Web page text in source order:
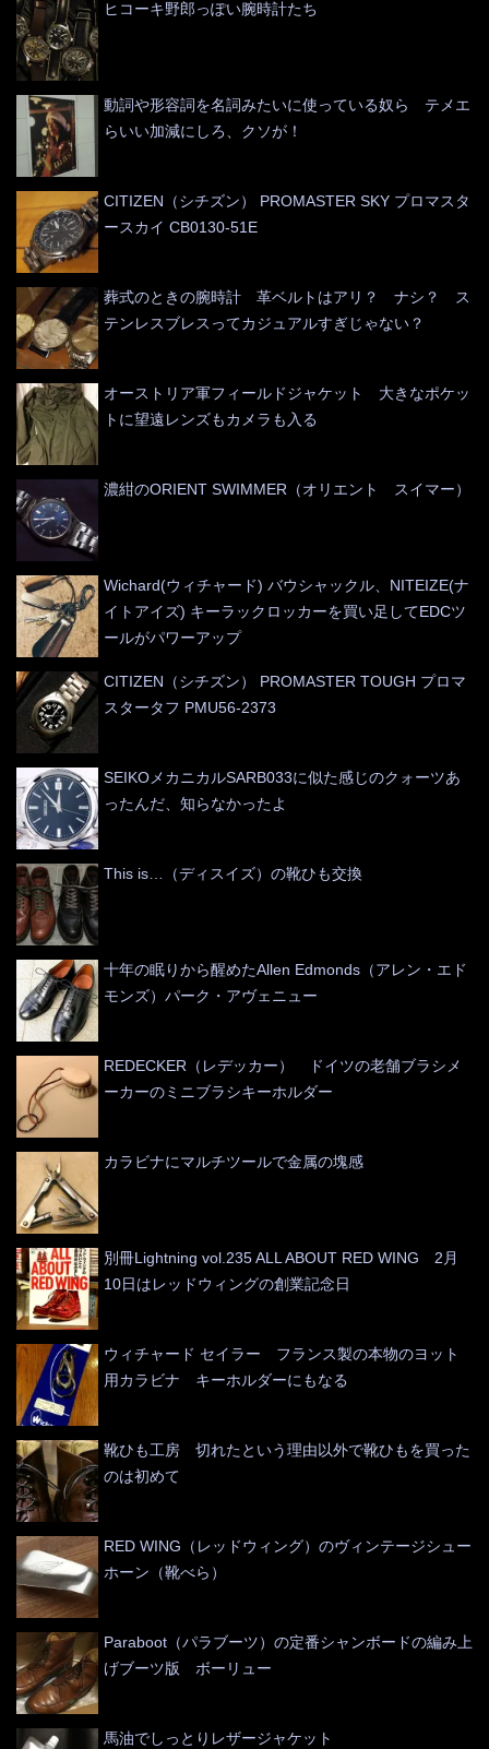
ヒコーキ野郎っぽい腕時計たち
動詞や形容詞を名詞みたいに使っている奴ら テメエ
らいい加減にしろ、クソが！
CITIZEN（シチズン） PROMASTER SKY プロマスタ
ースカイ CB0130-51E
葬式のときの腕時計 革ベルトはアリ？ ナシ？ ス
テンレスブレスってカジュアルすぎじゃない？
オーストリア軍フィールドジャケット 大きなポケッ
トに望遠レンズもカメラも入る
濃紺のORIENT SWIMMER（オリエント スイマー）
Wichard(ウィチャード) バウシャックル、NITEIZE(ナ
イトアイズ) キーラックロッカーを買い足してEDCツ
ールがパワーアップ
CITIZEN（シチズン） PROMASTER TOUGH プロマ
スタータフ PMU56-2373
SEIKOメカニカルSARB033に似た感じのクォーツあ
ったんだ、知らなかったよ
This is…（ディスイズ）の靴ひも交換
十年の眠りから醒めたAllen Edmonds（アレン・エド
モンズ）パーク・アヴェニュー
REDECKER（レデッカー） ドイツの老舗ブラシメ
ーカーのミニブラシキーホルダー
カラビナにマルチツールで金属の塊感
別冊Lightning vol.235 ALL ABOUT RED WING 2月
10日はレッドウィングの創業記念日
ウィチャード セイラー フランス製の本物のヨット
用カラビナ キーホルダーにもなる
靴ひも工房 切れたという理由以外で靴ひもを買った
のは初めて
RED WING（レッドウィング）のヴィンテージシュー
ホーン（靴べら）
Paraboot（パラブーツ）の定番シャンボードの編み上
げブーツ版 ボーリュー
馬油でしっとりレザージャケット